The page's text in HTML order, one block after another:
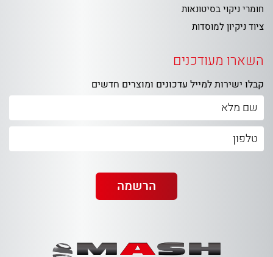
חומרי ניקוי בסיטונאות
ציוד ניקיון למוסדות
השארו מעודכנים
קבלו ישירות למייל עדכונים ומוצרים חדשים